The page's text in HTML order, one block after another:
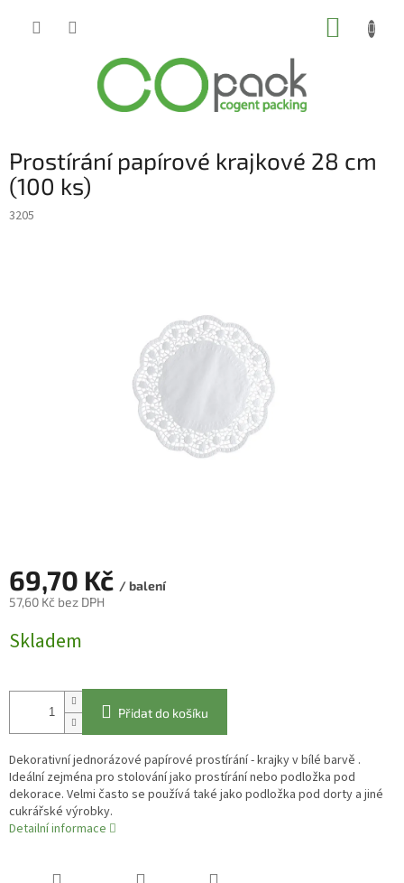
Prostírání papírové krajkové 28 cm
(100 ks)
3205
69,70 Kč / balení
57,60 Kč bez DPH
cena:
Skladem
Přidat do košíku
Dekorativní jednorázové papírové prostírání - krajky v bílé barvě .
Ideální zejména pro stolování jako prostírání nebo podložka pod
dekorace. Velmi často se používá také jako podložka pod dorty a jiné
cukrářské výrobky.
Detailní informace